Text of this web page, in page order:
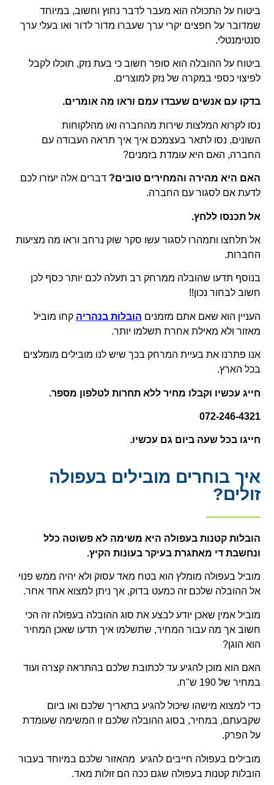
ביטוח על התכולה הוא מעבר לדבר נחוץ וחשוב, במיוחד
שמדובר על חפצים יקרי ערך שעברו מדור לדור ואו בעלי ערך
סנטימנטלי.
ביטוח על ההובלה הוא סופר חשוב כי בעת נזק, תוכלו לקבל
לפיצוי כספי במקרה של נזק למוצרים.
בדקו עם אנשים שעבדו עמם וראו מה אומרים.
נסו לקרוא המלצות שירות מהחברה ואו מהלקוחות
השונים, נסו לתאר בעצמכם איך איך תראה העבודה עם
החברה, האם היא עומדת בזמנים?
האם היא מהירה והמחירים טובים? דברים אלה יעזרו לכם
לדעת אם לסגור עם החברה.
אל תכנסו ללחץ.
אל תלחצו ותמהרו לסגור עשו סקר שוק נרחב וראו מה מציעות
החברות.
בנוסף תדעו שהובלה ממרחק רב תעלה לכם יותר כסף לכן
חשוב לבחור נכון!!
העניין הוא שאם אתם מזמנים הובלות בנהריה קחו מוביל
מאזור ולא מאילת אחרת תשלמו יותר.
אנו פתרנו את בעיית המרחק בכך שיש לנו מובילים מומלצים
בכל הארץ.
חייג עכשיו וקבלו מחיר ללא תחרות לטלפון מספר.
072-246-4321
חייגו בכל שעה ביום גם עכשיו.
איך בוחרים מובילים בעפולה
זולים?
הובלות קטנות בעפולה היא משימה לא פשוטה כלל
ונחשבת די מאתגרת בעיקר בעונות הקיץ.
מוביל בעפולה מומלץ הוא בטח מאד עסוק ולא יהיה ממש פנוי
אל ההובלה שלכם זה כמעט בדוק, אך ניתן למצוא אחד אחר.
מוביל אמין שאכן יודע לבצע את סוג ההובלה בעפולה זה הכי
חשוב אך מה עבור המחיר, שתשלמו איך תדעו שאכן המחיר
הוא הוגן?
האם הוא מוכן להגיע עד לכתובת שלכם בהתראה קצרה ועוד
במחיר של 190 ש"ח.
כדי למצוא מישהו שיכול להגיע בתאריך שלכם ואו ביום
שקבעתם, במחיר, בסוג ההובלה שלכם זו המשימה שעומדת
על הפרק.
מובילים בעפולה חייבים להגיע מהאזור שלכם במיוחד בעבור
הובלות קטנות בעפולה שגם ככה הם זולות מאד.